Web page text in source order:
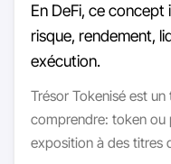
En DeFi, ce
risque, rendement,
exécution.
Trésor Tokenisé est
comprendre: token ou
exposition à des titres